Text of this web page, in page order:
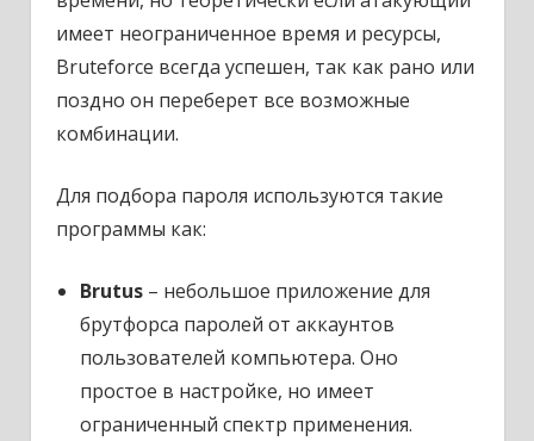
имеет неограниченное время и ресурсы,
Bruteforce всегда успешен, так как рано или
поздно он переберет все возможные
комбинации.
Для подбора пароля используются такие
программы как:
Brutus – небольшое приложение для
брутфорса паролей от аккаунтов
пользователей компьютера. Оно
простое в настройке, но имеет
ограниченный спектр применения.